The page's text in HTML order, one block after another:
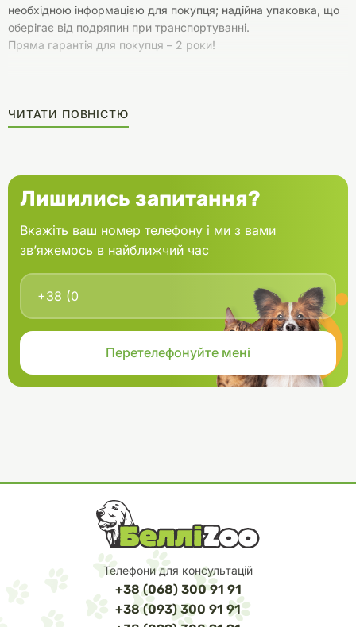
необхідною інформацією для покупця; надійна упаковка, що
оберігає від подряпин при транспортуванні.
Пряма гарантія для покупця – 2 роки!
ЧИТАТИ ПОВНІСТЮ
Лишились запитання?
Вкажіть ваш номер телефону і ми з вами
зв’яжемось в найближчий час
Телефони для консультацій
+38 (068) 300 91 91
+38 (093) 300 91 91